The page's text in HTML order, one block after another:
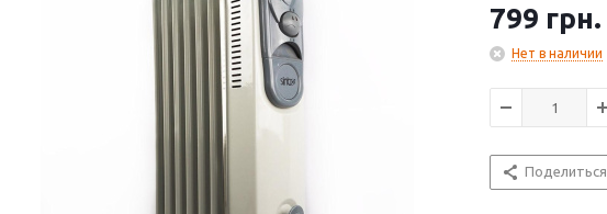
799 грн.
Нет в наличии
Поделиться